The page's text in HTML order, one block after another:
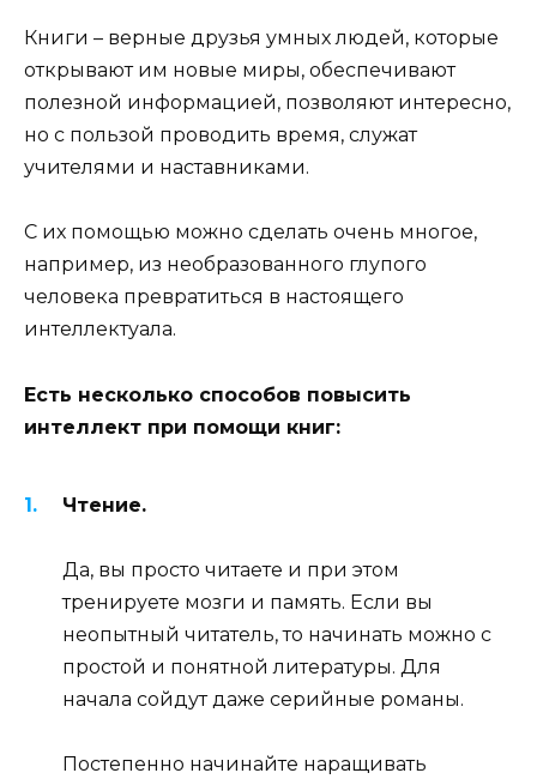
Книги – верные друзья умных людей, которые
открывают им новые миры, обеспечивают
полезной информацией, позволяют интересно,
но с пользой проводить время, служат
учителями и наставниками.
С их помощью можно сделать очень многое,
например, из необразованного глупого
человека превратиться в настоящего
интеллектуала.
Есть несколько способов повысить
интеллект при помощи книг:
Чтение.
Да, вы просто читаете и при этом
тренируете мозги и память. Если вы
неопытный читатель, то начинать можно с
простой и понятной литературы. Для
начала сойдут даже серийные романы.
Постепенно начинайте наращивать